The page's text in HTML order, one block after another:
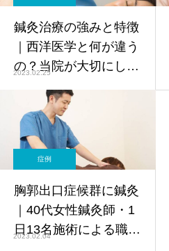
鍼灸治療の強みと特徴
｜西洋医学と何が違う
の？当院が大切にして
2023.02.25
症例
胸郭出口症候群に鍼灸
｜40代女性鍼灸師・1
日13名施術による職業
2023.02.04